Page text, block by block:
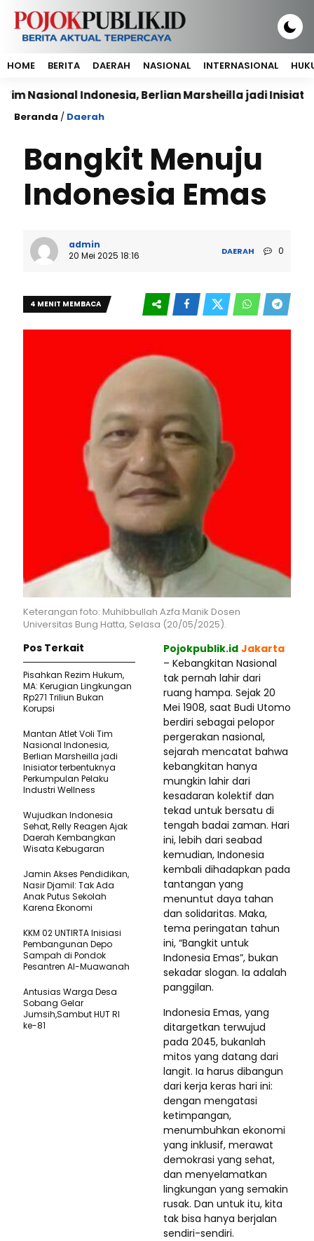
HOME BERITA DAERAH NASIONAL INTERNASIONAL
Indonesia, Berlian Marsheilla jadi Inisiator
Beranda / Daerah
Bangkit Menuju
Indonesia Emas
admin
20 Mei 2025 18:16
DAERAH 0
4 MENIT MEMBACA
Keterangan foto: Muhibbullah Azfa Manik Dosen
Universitas Bung Hatta, Selasa (20/05/2025).
Pojokpublik.id Jakarta
– Kebangkitan Nasional
tak pernah lahir dari
ruang hampa. Sejak 20
Mei 1908, saat Budi Utomo
berdiri sebagai pelopor
pergerakan nasional,
sejarah mencatat bahwa
kebangkitan hanya
mungkin lahir dari
kesadaran kolektif dan
tekad untuk bersatu di
tengah badai zaman. Hari
ini, lebih dari seabad
kemudian, Indonesia
kembali dihadapkan pada
tantangan yang
menuntut daya tahan
dan solidaritas. Maka,
tema peringatan tahun
ini, “Bangkit untuk
Indonesia Emas”, bukan
sekadar slogan. Ia adalah
panggilan.
Indonesia Emas, yang
ditargetkan terwujud
pada 2045, bukanlah
mitos yang datang dari
langit. Ia harus dibangun
dari kerja keras hari ini:
dengan mengatasi
ketimpangan,
menumbuhkan ekonomi
yang inklusif, merawat
demokrasi yang sehat,
dan menyelamatkan
lingkungan yang semakin
rusak. Dan untuk itu, kita
tak bisa hanya berjalan
sendiri-sendiri.
Pos Terkait
Pisahkan Rezim Hukum,
MA: Kerugian Lingkungan
Rp271 Triliun Bukan
Korupsi
Mantan Atlet Voli Tim
Nasional Indonesia,
Berlian Marsheilla jadi
Inisiator terbentuknya
Perkumpulan Pelaku
Industri Wellness
Wujudkan Indonesia
Sehat, Relly Reagen Ajak
Daerah Kembangkan
Wisata Kebugaran
Jamin Akses Pendidikan,
Nasir Djamil: Tak Ada
Anak Putus Sekolah
Karena Ekonomi
KKM 02 UNTIRTA Inisiasi
Pembangunan Depo
Sampah di Pondok
Pesantren Al-Muawanah
Antusias Warga Desa
Sobang Gelar
Jumsih,Sambut HUT RI
ke-81